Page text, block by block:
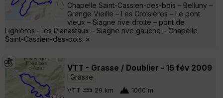
Chapelle Saint-Cassien-des-bois – Belluny –
Grange Vieille – Les Croisières – Le pont
vieux – Siagne rive droite – pont de
Lignières – les Planastaux – Siagne rive gauche – Chapelle
Saint-Cassien-des-bois. »
VTT - Grasse / Doublier - 15 fév 2009
Grasse
VTT 29 km 1060 m